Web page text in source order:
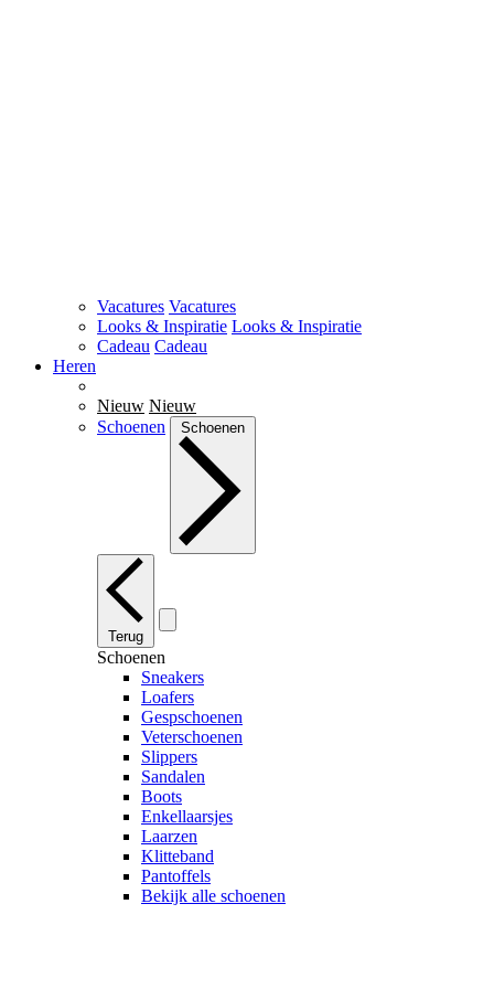
Vacatures Vacatures
Looks & Inspiratie Looks & Inspiratie
Cadeau Cadeau
Heren
Nieuw Nieuw
Schoenen
Schoenen
Terug
Schoenen
Sneakers
Loafers
Gespschoenen
Veterschoenen
Slippers
Sandalen
Boots
Enkellaarsjes
Laarzen
Klitteband
Pantoffels
Bekijk alle schoenen